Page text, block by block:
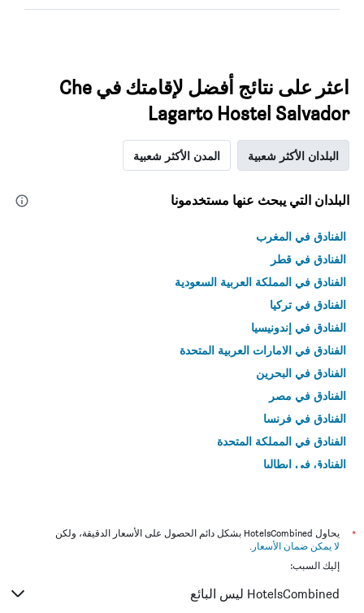
اعثر على نتائج أفضل لإقامتك في Che
Lagarto Hostel Salvador
البلدان الأكثر شعبية المدن الأكثر شعبية
البلدان التي يبحث عنها مستخدمونا
الفنادق في المغرب
الفنادق في قطر
الفنادق في المملكة العربية السعودية
الفنادق في تركيا
الفنادق في إندونيسيا
الفنادق في الامارات العربية المتحدة
الفنادق في البحرين
الفنادق في مصر
الفنادق في فرنسا
الفنادق في المملكة المتحدة
الفنادق في إيطاليا
*
يحاول HotelsCombined بشكل دائم الحصول على الأسعار الدقيقة، ولكن
لا يمكن ضمان الأسعار .
إليك السبب:
HotelsCombined ليس البائع